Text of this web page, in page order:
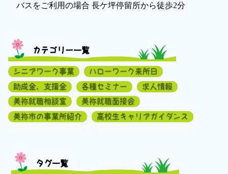
バスをご利用の場合 長ケ坪停留所から徒歩2分
カテゴリー一覧
シニアワーク事業
ハローワーク来所日
助成金、支援金
各種セミナー
求人情報
美祢就職相談室
美祢就職面接会
美祢市の事業所紹介
高校生キャリアガイダンス
タグ一覧